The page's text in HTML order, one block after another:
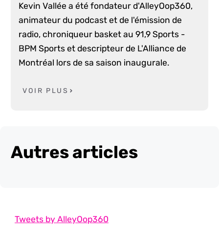
Kevin Vallée a été fondateur d'AlleyOop360,
animateur du podcast et de l'émission de
radio, chroniqueur basket au 91,9 Sports -
BPM Sports et descripteur de L'Alliance de
Montréal lors de sa saison inaugurale.
VOIR PLUS
Autres articles
Tweets by AlleyOop360